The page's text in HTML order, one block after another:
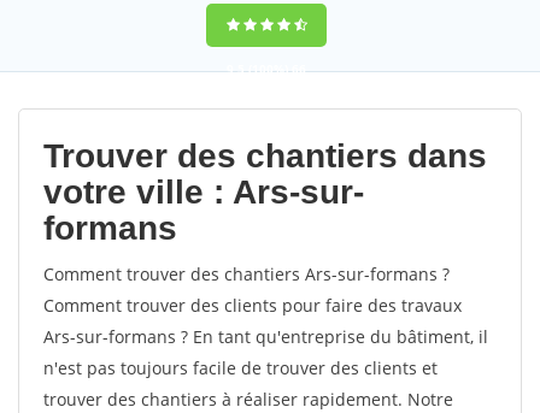
9,5(100%)66
votes
Trouver des chantiers dans
votre ville : Ars-sur-
formans
Comment trouver des chantiers Ars-sur-formans ?
Comment trouver des clients pour faire des travaux
Ars-sur-formans ? En tant qu'entreprise du bâtiment, il
n'est pas toujours facile de trouver des clients et
trouver des chantiers à réaliser rapidement. Notre